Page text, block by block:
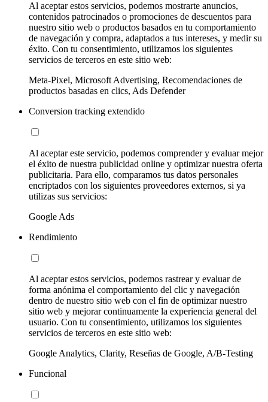
Al aceptar estos servicios, podemos mostrarte anuncios,
contenidos patrocinados o promociones de descuentos para
nuestro sitio web o productos basados en tu comportamiento
de navegación y compra, adaptados a tus intereses, y medir su
éxito. Con tu consentimiento, utilizamos los siguientes
servicios de terceros en este sitio web:
Meta-Pixel, Microsoft Advertising, Recomendaciones de
productos basadas en clics, Ads Defender
Conversion tracking extendido
Al aceptar este servicio, podemos comprender y evaluar mejor
el éxito de nuestra publicidad online y optimizar nuestra oferta
publicitaria. Para ello, comparamos tus datos personales
encriptados con los siguientes proveedores externos, si ya
utilizas sus servicios:
Google Ads
Rendimiento
Al aceptar estos servicios, podemos rastrear y evaluar de
forma anónima el comportamiento del clic y navegación
dentro de nuestro sitio web con el fin de optimizar nuestro
sitio web y mejorar continuamente la experiencia general del
usuario. Con tu consentimiento, utilizamos los siguientes
servicios de terceros en este sitio web:
Google Analytics, Clarity, Reseñas de Google, A/B-Testing
Funcional